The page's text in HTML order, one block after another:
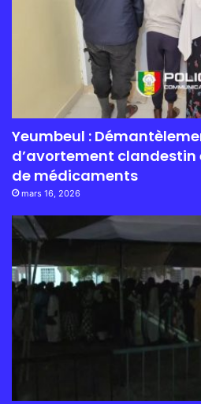
Yeumbeul :
d’avortement
de médicaments
mars 16, 2026